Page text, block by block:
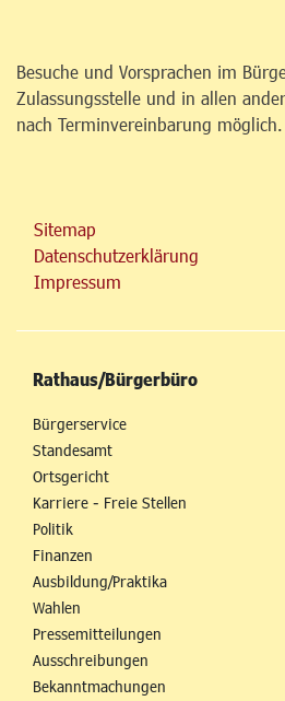
Besuche und Vorsprachen im
Zulassungsstelle und in allen
nach Terminvereinbarung möglich.
Sitemap
Datenschutzerklärung
Impressum
Rathaus/Bürgerbüro
Bürgerservice
Standesamt
Ortsgericht
Karriere - Freie Stellen
Politik
Finanzen
Ausbildung/Praktika
Wahlen
Pressemitteilungen
Ausschreibungen
Bekanntmachungen